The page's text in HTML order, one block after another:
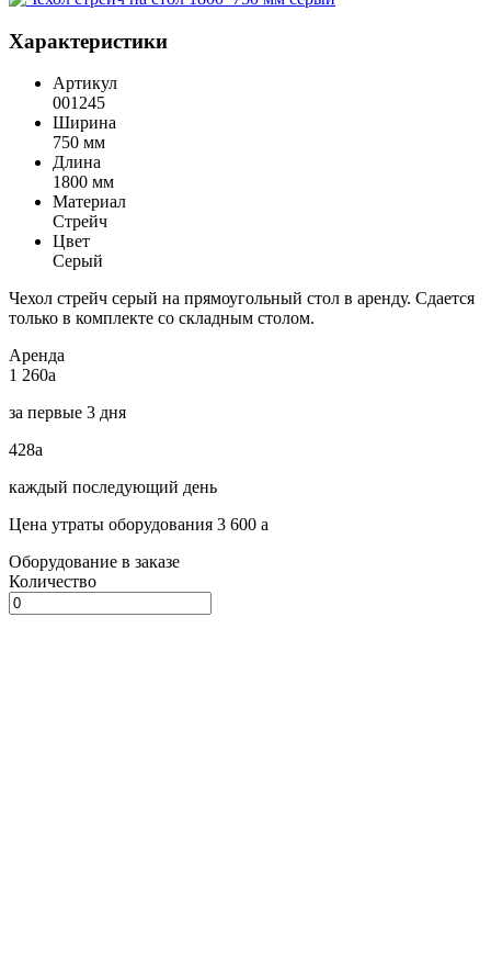
Характеристики
Артикул
001245
Ширина
750 мм
Длина
1800 мм
Материал
Стрейч
Цвет
Серый
Чехол стрейч серый на прямоугольный стол в аренду. Сдается
только в комплекте со складным столом.
Аренда
1 260a
за первые 3 дня
428a
каждый последующий день
Цена утраты оборудования 3 600 a
Оборудование в заказе
Количество